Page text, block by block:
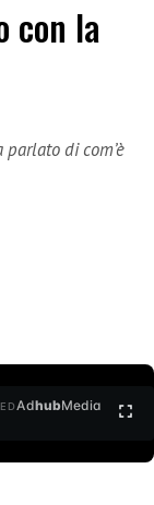
con la
di com’è
AdhubMedia